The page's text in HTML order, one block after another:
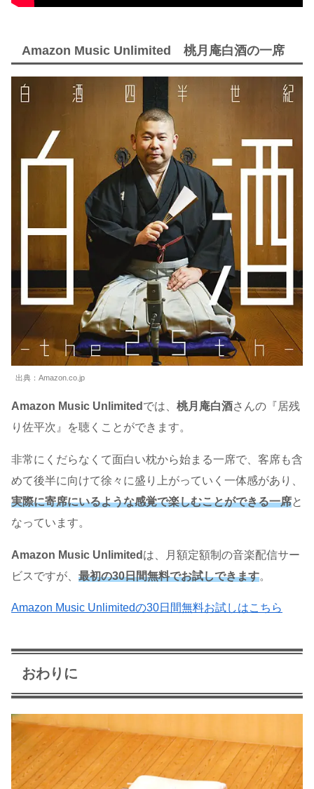
Amazon Music Unlimited 桃月庵白酒の一席
出典：Amazon.co.jp
Amazon Music Unlimited では、 桃月庵白酒さんの『居残
り佐平次』を聴くことができます。
非常にくだらなくて面白い枕から始まる一席で、客席も含
めて後半に向けて徐々に盛り上がっていく一体感があり、
実際に寄席にいるような感覚で楽しむことができる一席と
なっています。
Amazon Music Unlimited は、月額定額制の音楽配信サー
ビスですが、 最初の30日間無料でお試しできます。
Amazon Music Unlimitedの30日間無料お試しはこちら
おわりに